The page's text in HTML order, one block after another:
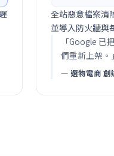
全站惡意檔案清
並導入防火牆與
「Google 已
們重新上架。」
— 選物電商 創